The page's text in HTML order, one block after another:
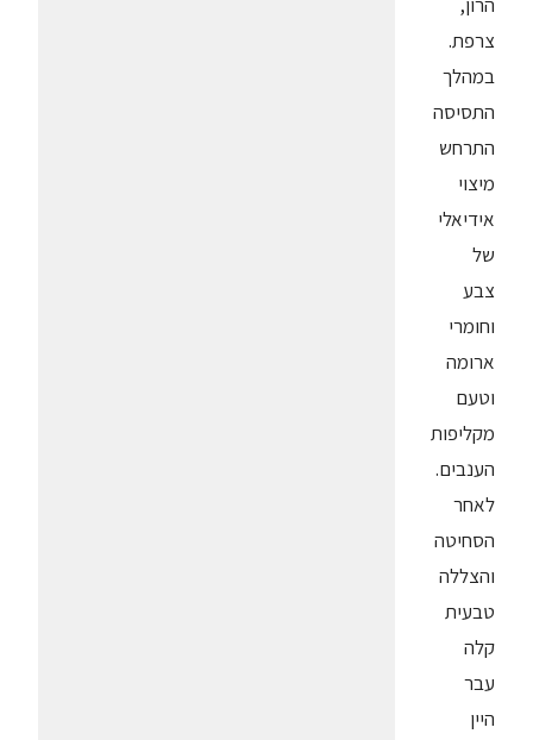
צרפת.
במהלך
התסיסה
התרחש
מיצוי
אידיאלי
של
צבע
וחומרי
ארומה
וטעם
מקליפות
הענבים.
לאחר
הסחיטה
והצללה
טבעית
קלה
עבר
היין